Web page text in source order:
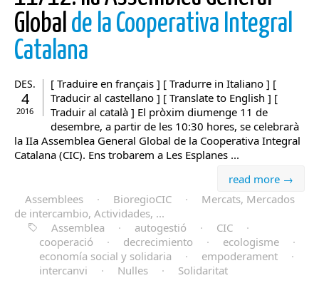
Global de la Cooperativa Integral
Catalana
DES.
4
2016
[ Traduire en français ] [ Tradurre in Italiano ] [
Traducir al castellano ] [ Translate to English ] [
Traduir al català ] El pròxim diumenge 11 de
desembre, a partir de les 10:30 hores, se celebrarà
la IIa Assemblea General Global de la Cooperativa Integral
Catalana (CIC). Ens trobarem a Les Esplanes ...
read more →
Assemblees
· BioregioCIC ·
Mercats, Mercados
de intercambio, Actividades, ...
Assemblea
· autogestió · CIC
·
cooperació
· decrecimiento · ecologisme
·
economía social y solidaria
· empoderament
·
intercanvi
· Nulles · Solidaritat